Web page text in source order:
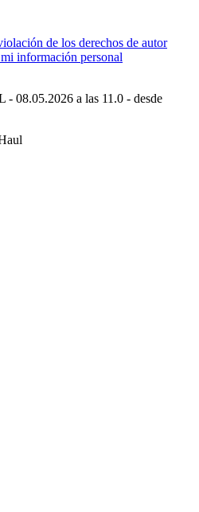
de los derechos de autor
información personal
08.05.2026 a las 11.0 - desde